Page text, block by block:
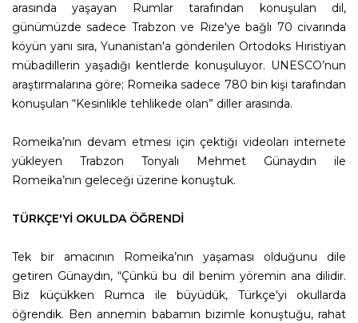
arasında yaşayan Rumlar tarafından konuşulan dil,
günümüzde sadece Trabzon ve Rize'ye bağlı 70 civarında
köyün yanı sıra, Yunanistan'a gönderilen Ortodoks Hıristiyan
mübadillerin yaşadığı kentlerde konuşuluyor. UNESCO’nun
araştırmalarına göre; Romeika sadece 780 bin kişi tarafından
konuşulan “Kesinlikle tehlikede olan” diller arasında.
Romeika’nın devam etmesi için çektiği videoları internete
yükleyen Trabzon Tonyalı Mehmet Günaydın ile
Romeika’nın geleceği üzerine konuştuk.
TÜRKÇE'Yİ OKULDA ÖĞRENDİ
Tek bir amacının Romeika’nın yaşaması olduğunu dile
getiren Günaydın, “Çünkü bu dil benim yöremin ana dilidir.
Biz küçükken Rumca ile büyüdük, Türkçe'yi okullarda
öğrendik. Ben annemin babamın bizimle konuştuğu, rahat